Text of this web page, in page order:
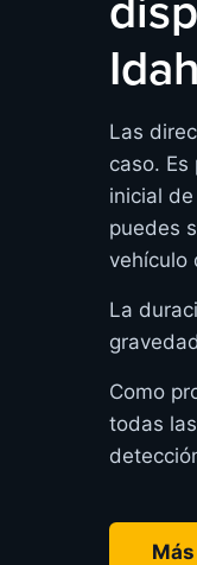
Las
caso.
inicial
puedes
vehículo
La
Como
todas